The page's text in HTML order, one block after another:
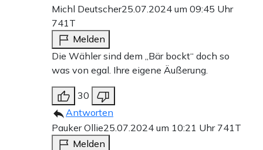
Michl Deutscher25.07.2024 um 09:45 Uhr
741T
Melden
Die Wähler sind dem „Bär bockt“ doch so
was von egal. Ihre eigene Äußerung.
30
Antworten
Pauker Ollie25.07.2024 um 10:21 Uhr 741T
Melden